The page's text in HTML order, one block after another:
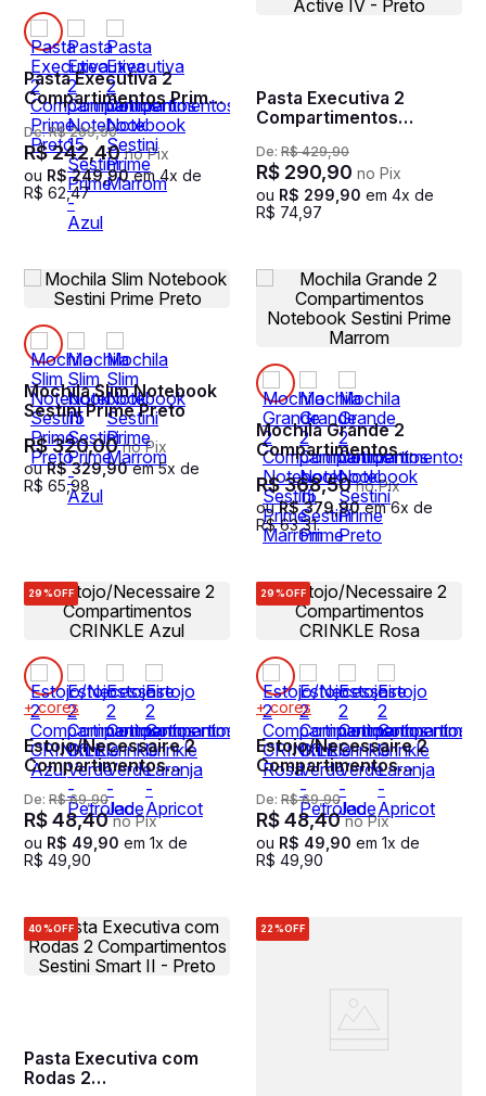
Pasta Executiva 2
Compartimentos Prime
Preto
De:R$ 269,90
R$242,40no Pix
ou R$ 249,90em 4x de
R$ 62,47
Pasta Executiva 2
Compartimentos
Active IV - Preto
De: R$ 429,90
R$ 290,90 no Pix
ou R$ 299 90 em 4x de
R$ 74 97
Mochila Slim Notebook
Sestini Prime Preto
R$320,00no Pix
ouR$ 329,90em5x de
R$ 65,98
Mochila Grande 2
Compartimentos
Notebook Sestini Prime
Marrom
R$368,50no Pix
ouR$ 379,90em6x de
R$ 63,31
29%OFF
+ cores
Estojo/Necessaire 2
Compartimentos
CRINKLE Azul
De: R$ 69,90
R$48,40no Pix
ou R$ 49 90 em 1x de
R$ 49 90
29%OFF
+ cores
Estojo/Necessaire 2
Compartimentos
CRINKLE Rosa
De: R$ 69,90
R$48,40no Pix
ou R$ 49 90 em 1x de
R$ 49 90
40%OFF
Pasta Executiva com
Rodas 2
22%OFF